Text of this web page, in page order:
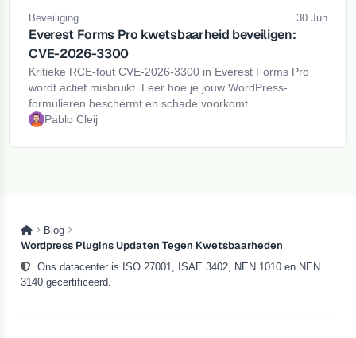
Beveiliging 30 Jun
Everest Forms Pro kwetsbaarheid beveiligen:
CVE-2026-3300
Kritieke RCE-fout CVE-2026-3300 in Everest Forms Pro
wordt actief misbruikt. Leer hoe je jouw WordPress-
formulieren beschermt en schade voorkomt.
Pablo Cleij
Blog
Wordpress Plugins Updaten Tegen Kwetsbaarheden
Ons datacenter is ISO 27001, ISAE 3402, NEN 1010 en NEN
3140 gecertificeerd.